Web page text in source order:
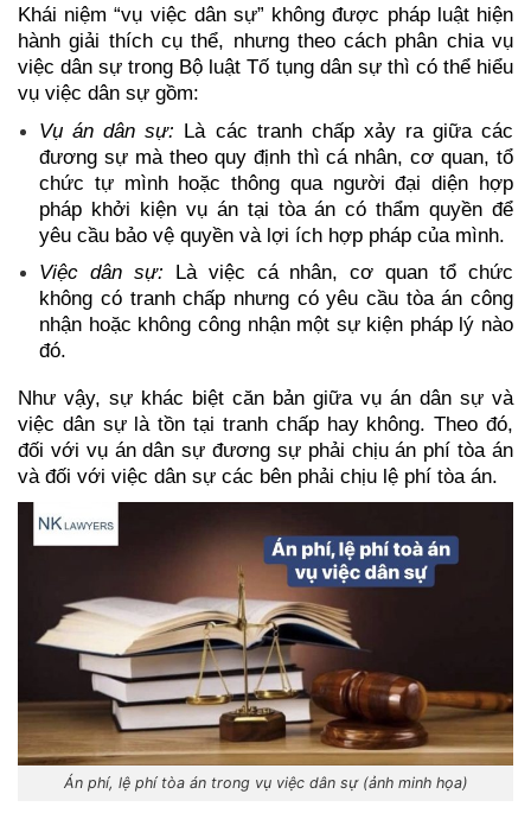
Khái niệm “vụ việc dân sự” không được pháp luật hiện
hành giải thích cụ thể, nhưng theo cách phân chia vụ
việc dân sự trong Bộ luật Tố tụng dân sự thì có thể hiểu
vụ việc dân sự gồm:
Vụ án dân sự: Là các tranh chấp xảy ra giữa các
đương sự mà theo quy định thì cá nhân, cơ quan, tổ
chức tự mình hoặc thông qua người đại diện hợp
pháp khởi kiện vụ án tại tòa án có thẩm quyền để
yêu cầu bảo vệ quyền và lợi ích hợp pháp của mình.
Việc dân sự: Là việc cá nhân, cơ quan tổ chức
không có tranh chấp nhưng có yêu cầu tòa án công
nhận hoặc không công nhận một sự kiện pháp lý nào
đó.
Như vậy, sự khác biệt căn bản giữa vụ án dân sự và
việc dân sự là tồn tại tranh chấp hay không. Theo đó,
đối với vụ án dân sự đương sự phải chịu án phí tòa án
và đối với việc dân sự các bên phải chịu lệ phí tòa án.
Án phí, lệ phí tòa án trong vụ việc dân sự (ảnh minh họa)